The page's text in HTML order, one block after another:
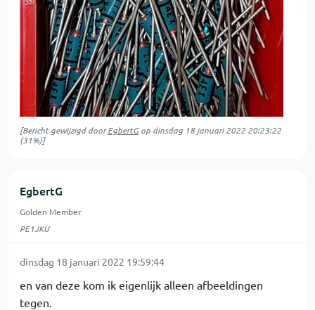
[Bericht gewijzigd doorEgbertGop dinsdag 18 januari 2022 20:23:22
(31%)]
EgbertG
Golden Member
PE1JKU
dinsdag 18 januari 2022 19:59:44
en van deze kom ik eigenlijk alleen afbeeldingen
tegen.